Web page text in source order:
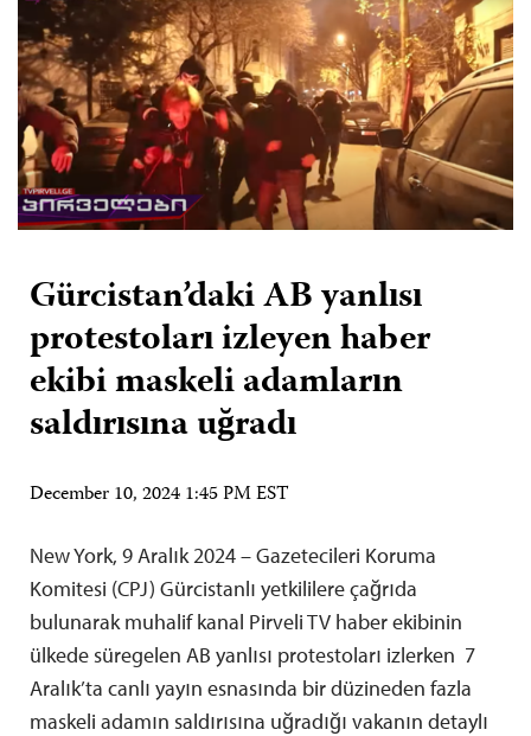
Gürcistan’daki AB yanlısı
protestoları izleyen haber
ekibi maskeli adamların
saldırısına uğradı
December 10, 2024 1:45 PM EST
New York, 9 Aralık 2024 – Gazetecileri Koruma
Komitesi (CPJ) Gürcistanlı yetkililere çağrıda
bulunarak muhalif kanal Pirveli TV haber ekibinin
ülkede süregelen AB yanlısı protestoları izlerken 7
Aralık’ta canlı yayın esnasında bir düzineden fazla
maskeli adamın saldırısına uğradığı vakanın detaylı